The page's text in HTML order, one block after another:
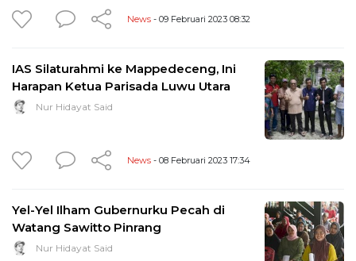
News - 09 Februari 2023 08:32
IAS Silaturahmi ke Mappedeceng, Ini
Harapan Ketua Parisada Luwu Utara
Nur Hidayat Said
News - 08 Februari 2023 17:34
Yel-Yel Ilham Gubernurku Pecah di
Watang Sawitto Pinrang
Nur Hidayat Said